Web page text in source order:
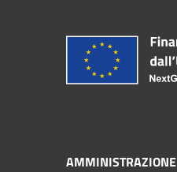
AMMINISTRAZIONE